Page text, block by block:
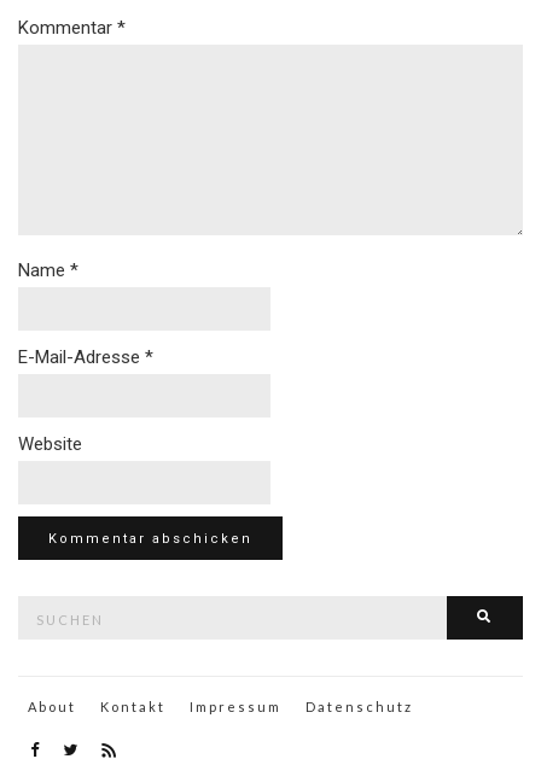
Kommentar *
Name *
E-Mail-Adresse *
Website
About Kontakt Impressum Datenschutz